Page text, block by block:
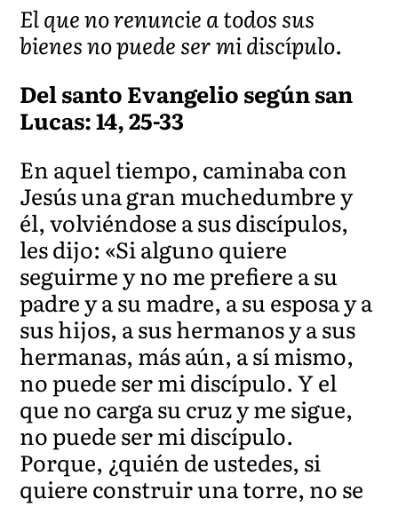
El que no renuncie a todos sus
bienes no puede ser mi discípulo.
Del santo Evangelio según san
Lucas: 14, 25-33
En aquel tiempo, caminaba con
Jesús una gran muchedumbre y
él, volviéndose a sus discípulos,
les dijo: «Si alguno quiere
seguirme y no me prefiere a su
padre y a su madre, a su esposa y a
sus hijos, a sus hermanos y a sus
hermanas, más aún, a sí mismo,
no puede ser mi discípulo. Y el
que no carga su cruz y me sigue,
no puede ser mi discípulo.
Porque, ¿quién de ustedes, si
quiere construir una torre, no se